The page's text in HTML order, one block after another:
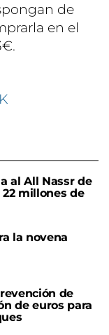
de
en el
al All Nassr de
millones de
la novena
de
de euros para